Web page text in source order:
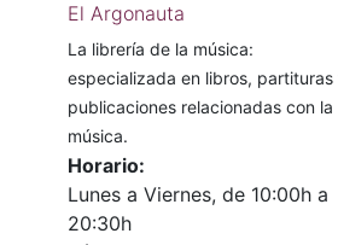
El Argonauta
La librería de la música:
especializada en libros, partituras
publicaciones relacionadas con la
música.
Horario:
Lunes a Viernes, de 10:00h a
20:30h